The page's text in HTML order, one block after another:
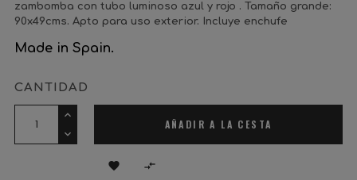
zambomba con tubo luminoso azul y rojo . Tamaño grande:
90x49cms. Apto para uso exterior. Incluye enchufe
Made in Spain.
CANTIDAD
AÑADIR A LA CESTA
 